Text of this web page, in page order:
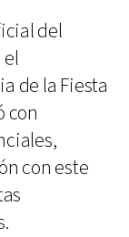
del
de la Fiesta
con
con este